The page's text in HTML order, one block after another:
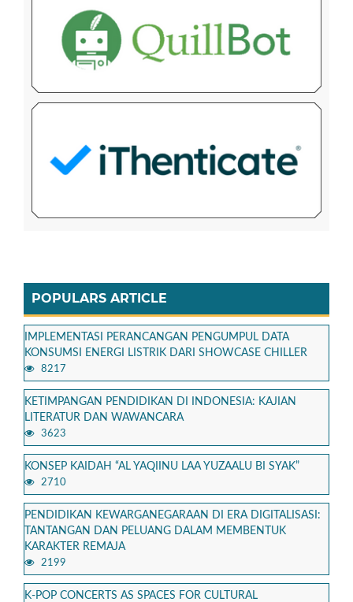
POPULARS ARTICLE
IMPLEMENTASI PERANCANGAN PENGUMPUL DATA
KONSUMSI ENERGI LISTRIK DARI SHOWCASE CHILLER
8217
KETIMPANGAN PENDIDIKAN DI INDONESIA: KAJIAN
LITERATUR DAN WAWANCARA
3623
KONSEP KAIDAH “AL YAQIINU LAA YUZAALU BI SYAK”
2710
PENDIDIKAN KEWARGANEGARAAN DI ERA DIGITALISASI:
TANTANGAN DAN PELUANG DALAM MEMBENTUK
KARAKTER REMAJA
2199
K-POP CONCERTS AS SPACES FOR CULTURAL